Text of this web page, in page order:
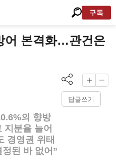
구독
어 본격화…관건은
답글쓰기
의 향방
지분율 늘어
경영권 위태
된 바 없어”